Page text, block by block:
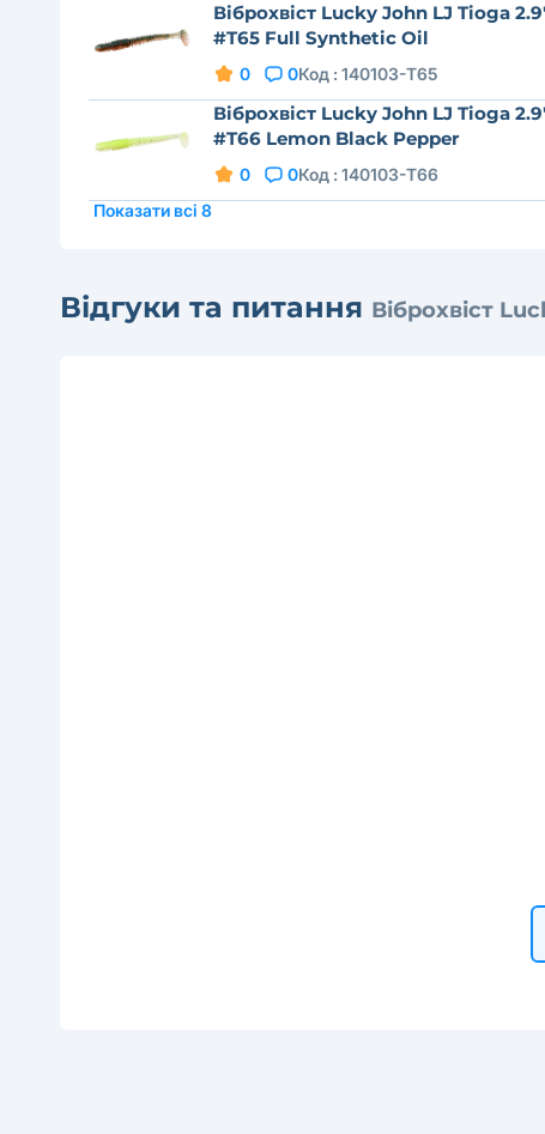
Віброхвіст Lucky John LJ Tioga
#T65 Full Synthetic Oil
0 0Код : 140103-T65
Віброхвіст Lucky John LJ Tioga
#T66 Lemon Black Pepper
0 0Код : 140103-T66
Показати всі 8
Відгуки та питання Віброхвіст